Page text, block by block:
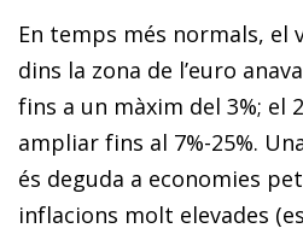
En temps més normals, el
dins la zona de l’euro
fins a un màxim del 3%; el
ampliar fins al 7%-25%.
és deguda a economies
inflacions molt elevades